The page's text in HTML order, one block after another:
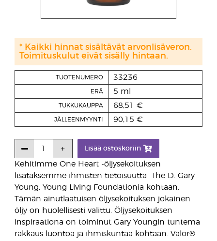
Kehitimme One Heart -öljysekoituksen
lisätäksemme ihmisten tietoisuutta The D. Gary
Young, Young Living Foundationia kohtaan.
Tämän ainutlaatuisen öljysekoituksen jokainen
öljy on huolellisesti valittu. Öljysekoituksen
inspiraationa on toiminut Gary Youngin tuntema
rakkaus luontoa ja ihmiskuntaa kohtaan. Valor®
TUOTENUMERO 33236
ERÄ 5 ml
TUKKUKAUPPA 68,51 €
JÄLLEENMYYNTI 90,15 €
Lisää ostoskoriin
* Kaikki hinnat sisältävät arvonlisäveron.
Toimituskulut eivät sisälly hintaan.